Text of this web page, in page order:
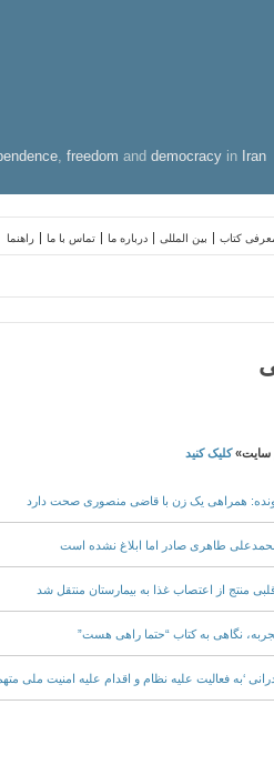
freedom and democracy in Iran
راهنما تماس با ما درباره ما بین المللی کتاب
سایت»کلیک کنید